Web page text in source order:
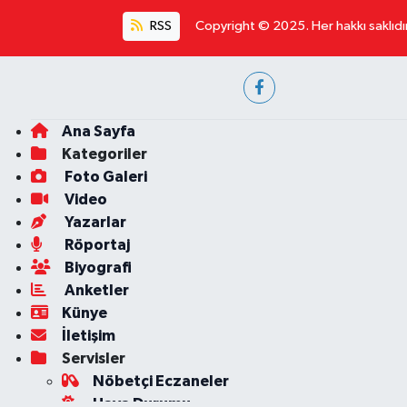
RSS Copyright © 2025. Her hakkı
Ana Sayfa
Kategoriler
Foto Galeri
Video
Yazarlar
Röportaj
Biyografi
Anketler
Künye
İletişim
Servisler
Nöbetçi Eczaneler